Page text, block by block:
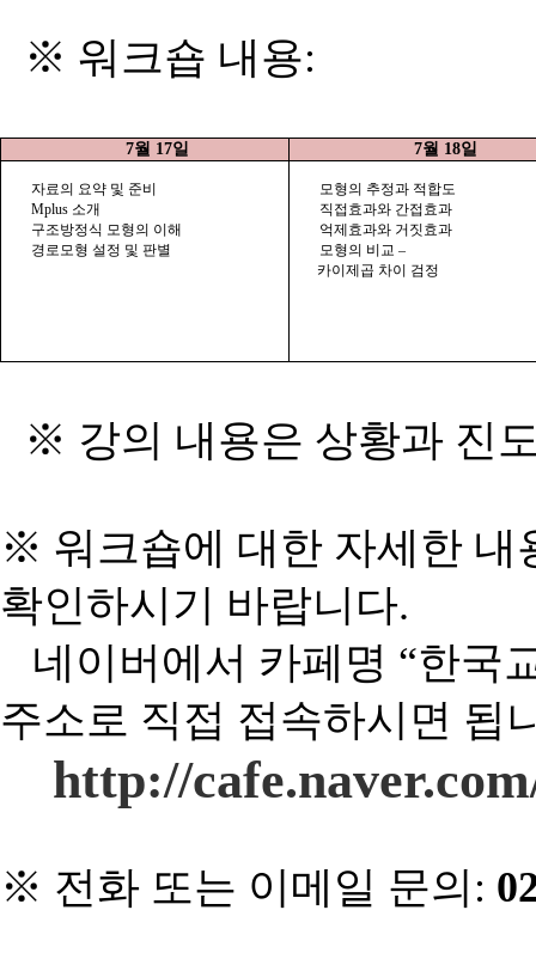
※ 워크숍 내용:
7월 17일 7월 18일
자료의 요약 및 준비
Mplus 소개
구조방정식 모형의 이해
경로모형 설정 및 판별
모형의 추정과 적합도
직접효과와 간접효과
억제효과와 거짓효과
모형의 비교 –
카이제곱 차이 검정
※ 강의 내용은 상황과 진
※ 워크숍에 대한 자세한 내
확인하시기 바랍니다.
네이버에서 카페명 “한국
주소로 직접 접속하시면 됩
http://
※ 전화 또는 이메일 문의 :